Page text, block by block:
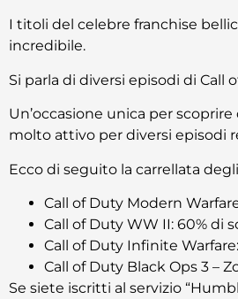
I titoli del celebre franchise
incredibile.
Si parla di diversi episodi di Call
Un’occasione unica per
molto attivo per diversi episodi
Ecco di seguito la carrellata
Call of Duty Modern
Call of Duty WW II: 60% di
Call of Duty Infinite
Call of Duty Black Ops 3 –
Se siete iscritti al servizio